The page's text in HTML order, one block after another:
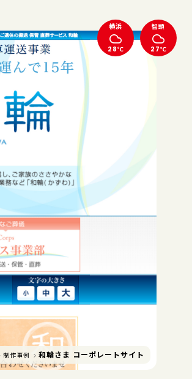
横浜
28℃
智頭
27℃
制作事例 和輪さま コーポレートサイト